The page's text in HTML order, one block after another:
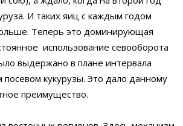
И таких яиц с каждым годом
Теперь это доминирующая
использование севооборота
выдержано в плане интервала
кукурузы. Это дало данному
преимущество.